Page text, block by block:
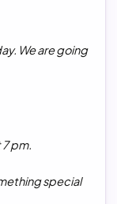
We are going
pm.
special